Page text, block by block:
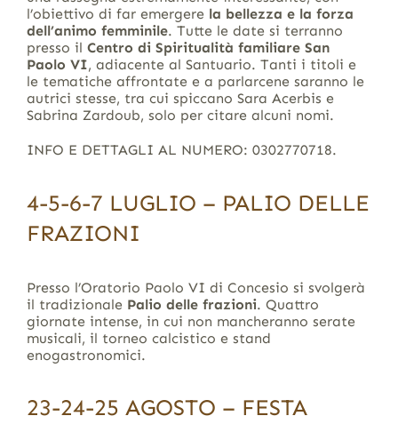
l’obiettivo di far emergere la bellezza e la forza
dell’animo femminile. Tutte le date si terranno
presso il Centro di Spiritualità familiare San
Paolo VI, adiacente al Santuario. Tanti i titoli e
le tematiche affrontate e a parlarcene saranno le
autrici stesse, tra cui spiccano Sara Acerbis e
Sabrina Zardoub, solo per citare alcuni nomi.
INFO E DETTAGLI AL NUMERO: 0302770718.
4-5-6-7 LUGLIO – PALIO DELLE
FRAZIONI
Presso l’Oratorio Paolo VI di Concesio si svolgerà
il tradizionale Palio delle frazioni. Quattro
giornate intense, in cui non mancheranno serate
musicali, il torneo calcistico e stand
enogastronomici.
23-24-25 AGOSTO – FESTA